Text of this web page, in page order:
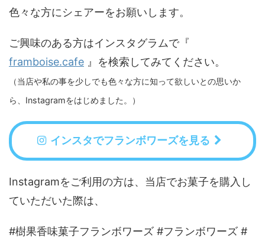
色々な方にシェアーをお願いします。
ご興味のある方はインスタグラムで『
framboise.cafe 』を検索してみてください。
（当店や私の事を少しでも色々な方に知って欲しいとの思いか
ら、Instagramをはじめました。）
インスタでフランボワーズを見る
Instagramをご利用の方は、当店でお菓子を購入し
ていただいた際は、
#樹果香味菓子フランボワーズ #フランボワーズ #